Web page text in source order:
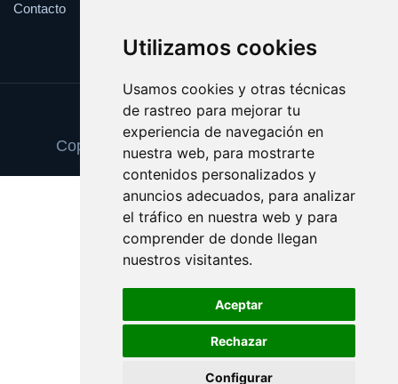
Utilizamos cookies
Usamos cookies y otras técnicas
de rastreo para mejorar tu
experiencia de navegación en
nuestra web, para mostrarte
contenidos personalizados y
anuncios adecuados, para analizar
el tráfico en nuestra web y para
comprender de donde llegan
nuestros visitantes.
Aceptar
Rechazar
Configurar
Contacto
Update cookies preferences
Copyright © 2025 tintascompatibles.com